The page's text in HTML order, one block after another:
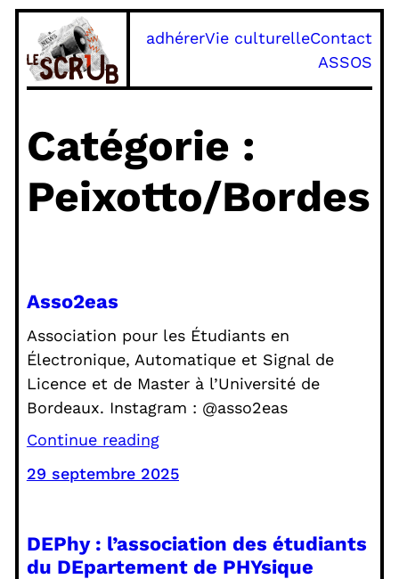
Aller
contenu
adhérerVie culturelleContact
ASSOS
Catégorie :
Peixotto/Bordes
Asso2eas
Association pour les Étudiants en
Électronique, Automatique et Signal de
Licence et de Master à l’Université de
Bordeaux. Instagram : @asso2eas
Continue reading
29 septembre 2025
DEPhy : l’association des étudiants
du DEpartement de PHYsique